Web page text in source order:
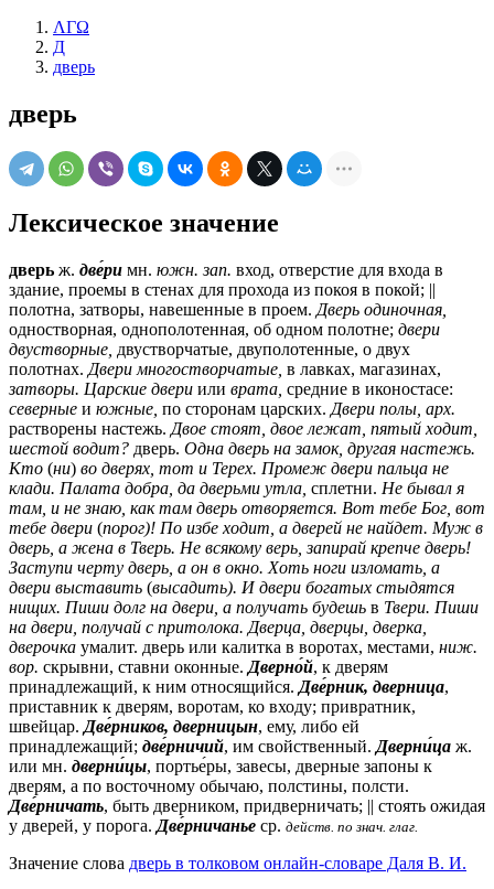
ΛΓΩ
Д
дверь
дверь
Лексическое значение
дверь ж. две́ри мн. южн. зап. вход, отверстие для входа в
здание, проемы в стенах для прохода из покоя в покой; ||
полотна, затворы, навешенные в проем. Дверь одиночная,
одностворная, однополотенная, об одном полотне; двери
двустворные, двустворчатые, двуполотенные, о двух
полотнах. Двери многостворчатые, в лавках, магазинах,
затворы. Царские двери или врата, средние в иконостасе:
северные и южные, по сторонам царских. Двери полы, арх.
растворены настежь. Двое стоят, двое лежат, пятый ходит,
шестой водит? дверь. Одна дверь на замок, другая настежь.
Кто (ни) во дверях, тот и Терех. Промеж двери пальца не
клади. Палата добра, да дверьми утла, сплетни. Не бывал я
там, и не знаю, как там дверь отворяется. Вот тебе Бог, вот
тебе двери (порог)! По избе ходит, а дверей не найдет. Муж в
дверь, а жена в Тверь. Не всякому верь, запирай крепче дверь!
Заступи черту дверь, а он в окно. Хоть ноги изломать, а
двери выставить (высадить). И двери богатых стыдятся
нищих. Пиши долг на двери, а получать будешь в Твери. Пиши
на двери, получай с притолока. Дверца, дверцы, дверка,
дверочка умалит. дверь или калитка в воротах, местами, ниж.
вор. скрывни, ставни оконные. Дверно́й, к дверям
принадлежащий, к ним относящийся. Две́рник, дверница,
приставник к дверям, воротам, ко входу; привратник,
швейцар. Две́рников, дверницын, ему, либо ей
принадлежащий; две́рничий, им свойственный. Дверни́ца ж.
или мн. дверни́цы, портье́ры, завесы, дверные запоны к
дверям, а по восточному обычаю, полстины, полсти.
Две́рничать, быть дверником, придверничать; || стоять ожидая
у дверей, у порога. Две́рничанье ср. действ. по знач. глаг.
Значение слова дверь в толковом онлайн-словаре Даля В. И.